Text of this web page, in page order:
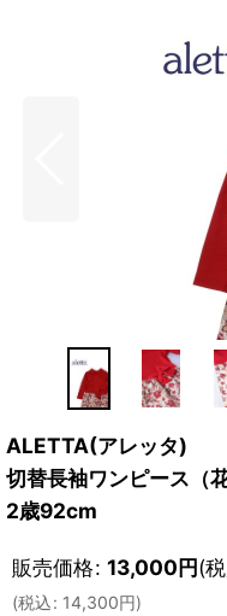
ALETTA(アレッタ)
切替長袖ワンピース（
2歳92cm
販売価格: 13,000円(
(税込: 14,300円)